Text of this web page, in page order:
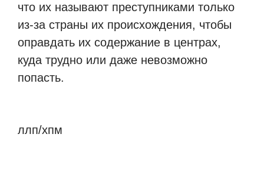
что их называют преступниками только
из-за страны их происхождения, чтобы
оправдать их содержание в центрах,
куда трудно или даже невозможно
попасть.
ллп/хпм